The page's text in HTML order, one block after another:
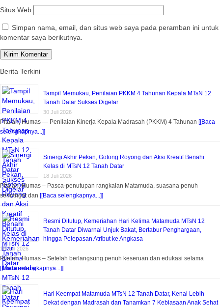
Situs Web
Simpan nama, email, dan situs web saya pada peramban ini untuk
komentar saya berikutnya.
Berita Terkini
Tampil Memukau, Penilaian PKKM 4 Tahunan Kepala MTsN 12
Tanah Datar Sukses Digelar
30 Juli 2026
Pitalah, Humas — Penilaian Kinerja Kepala Madrasah (PKKM) 4 Tahunan [[Baca
selengkapnya...]]
Sinergi Akhir Pekan, Gotong Royong dan Aksi Kreatif Benahi
Kelas di MTsN 12 Tanah Datar
18 Juli 2026
Pitalah, Humas – Pasca-penutupan rangkaian Matamuda, suasana penuh
semangat dan [[Baca selengkapnya...]]
Resmi Ditutup, Kemeriahan Hari Kelima Matamuda MTsN 12
Tanah Datar Diwarnai Unjuk Bakat, Bertabur Penghargaan,
hingga Pelepasan Atribut ke Angkasa
18 Juli 2026
Pitalah, Humas – Setelah berlangsung penuh keseruan dan edukasi selama
[[Baca selengkapnya...]]
Hari Keempat Matamuda MTsN 12 Tanah Datar, Kenal Lebih
Dekat dengan Madrasah dan Tanamkan 7 Kebiasaan Anak Sehat